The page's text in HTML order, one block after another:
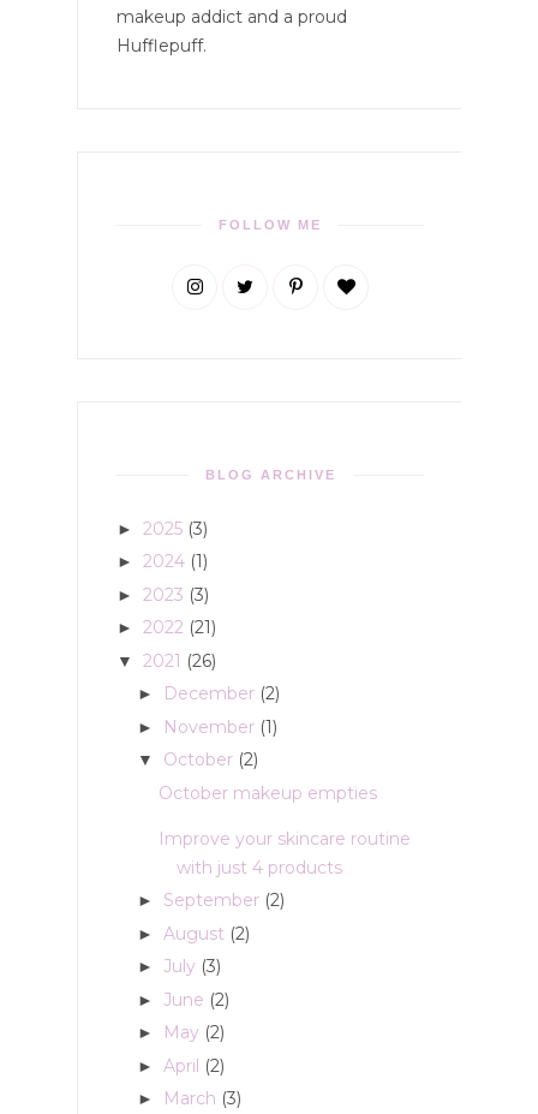
makeup addict and a proud
Hufflepuff.
FOLLOW ME
BLOG ARCHIVE
► 2025 (3)
► 2024 (1)
► 2023 (3)
► 2022 (21)
▼ 2021 (26)
► December (2)
► November (1)
▼ October (2)
October makeup empties
Improve your skincare routine
with just 4 products
► September (2)
► August (2)
► July (3)
► June (2)
► May (2)
► April (2)
► March (3)